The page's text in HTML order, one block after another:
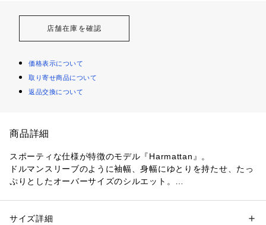
店舗在庫を確認
価格表示について
取り寄せ商品について
返品交換について
商品詳細
スポーティな仕様が特徴のモデル『Harmattan』。
ドルマンスリーブのように袖幅、身幅にゆとりを持たせ、たっ
ぷりとしたオーバーサイズのシルエット。
ただけます。
性別：メンズ
サイズ詳細